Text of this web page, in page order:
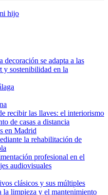
hijo
se adapta a las
y sostenibilidad en la
recibir las llaves: el interiorismo
de casas a distancia
en Madrid
la rehabilitación de
profesional en el
audiovisuales
clásicos y sus múltiples
la limpieza y el mantenimiento